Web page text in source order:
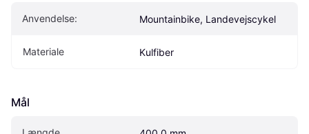
Anvendelse: Mountainbike, Landevejscykel
Materiale Kulfiber
Mål